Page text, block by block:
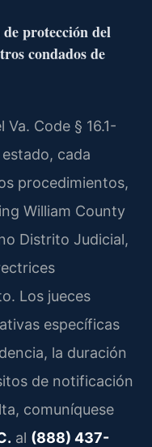
protección del
condados de
Code § 16.1-
cada
procedimientos,
William County
Distrito Judicial,
Los jueces
específicas
la duración
de notificación
comuníquese
al (888) 437-